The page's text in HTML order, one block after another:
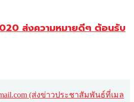
ส่งความหมายดีๆ ต้อนรับ
(ส่งข่าวประชาสัมพันธ์ที่เมล